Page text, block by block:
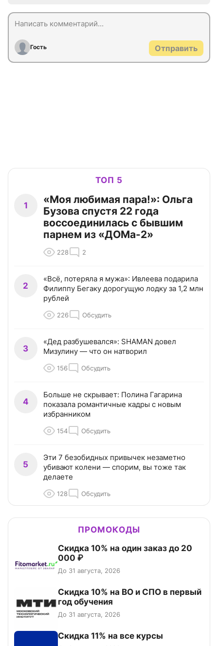
Гость Отправить
ТОП 5
1
«Моя любимая пара!»: Ольга
Бузова спустя 22 года
воссоединилась с бывшим
парнем из «ДОМа-2»
228 2
2
«Всё, потеряла я мужа»: Ивлеева подарила
Филиппу Бегаку дорогущую лодку за 1,2 млн
рублей
226 Обсудить
3
«Дед разбушевался»: SHAMAN довел
Мизулину — что он натворил
156 Обсудить
4
Больше не скрывает: Полина Гагарина
показала романтичные кадры с новым
избранником
154 Обсудить
5
Эти 7 безобидных привычек незаметно
убивают колени — спорим, вы тоже так
делаете
128 Обсудить
ПРОМОКОДЫ
Скидка 10% на один заказ до 20
000 ₽
До 31 августа, 2026
Скидка 10% на ВО и СПО в первый
год обучения
До 31 августа, 2026
Скидка 11% на все курсы